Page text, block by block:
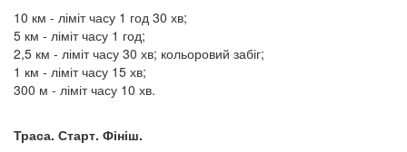
10 км - ліміт часу 1 год 30 хв;
5 км - ліміт часу 1 год;
2,5 км - ліміт часу 30 хв; кольоровий забіг;
1 км - ліміт часу 15 хв;
300 м - ліміт часу 10 хв.
Траса. Старт. Фініш.